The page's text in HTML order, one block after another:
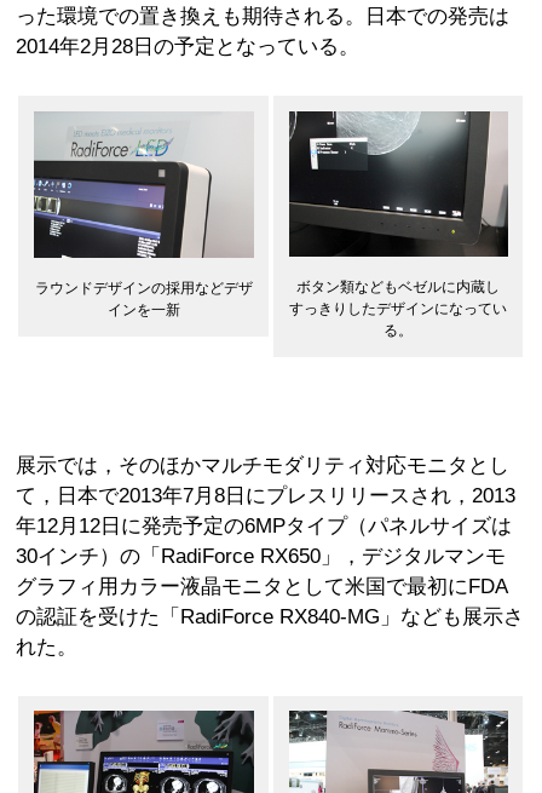
った環境での置き換えも期待される。日本での発売は
2014年2月28日の予定となっている。
ラウンドデザインの採用などデザ
インを一新
ボタン類などもベゼルに内蔵し
すっきりしたデザインになってい
る。
展示では，そのほかマルチモダリティ対応モニタとし
て，日本で2013年7月8日にプレスリリースされ，2013
年12月12日に発売予定の6MPタイプ（パネルサイズは
30インチ）の「RadiForce RX650」，デジタルマンモ
グラフィ用カラー液晶モニタとして米国で最初にFDA
の認証を受けた「RadiForce RX840-MG」なども展示さ
れた。